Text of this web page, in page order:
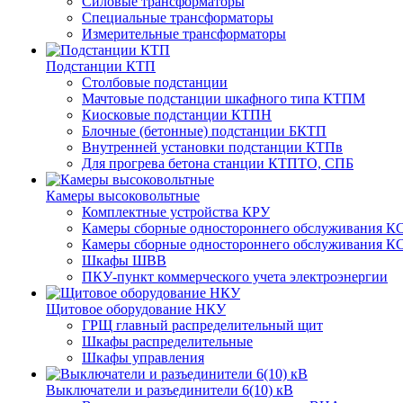
Специальные трансформаторы
Измерительные трансформаторы
Подстанции КТП
Столбовые подстанции
Мачтовые подстанции шкафного типа КТПМ
Киосковые подстанции КТПН
Блочные (бетонные) подстанции БКТП
Внутренней установки подстанции КТПв
Для прогрева бетона станции КТПТО, СПБ
Камеры высоковольтные
Комплектные устройства КРУ
Камеры сборные одностороннего обслуживания
Камеры сборные одностороннего обслуживания
Шкафы ШВВ
ПКУ-пункт коммерческого учета электроэнергии
Щитовое оборудование НКУ
ГРЩ главный распределительный щит
Шкафы распределительные
Шкафы управления
Выключатели и разъединители 6(10) кВ